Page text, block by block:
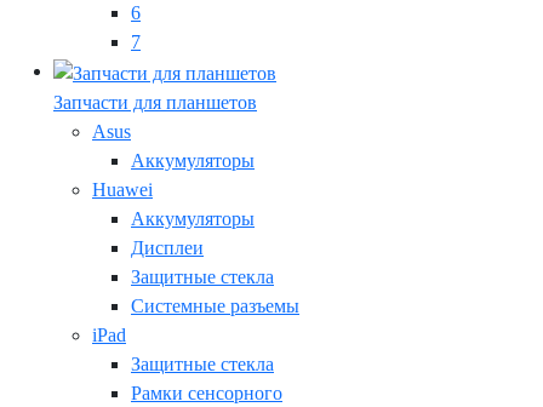
6
7
Запчасти для планшетов
Asus
Аккумуляторы
Huawei
Аккумуляторы
Дисплеи
Защитные стекла
Системные разъемы
iPad
Защитные стекла
Рамки сенсорного